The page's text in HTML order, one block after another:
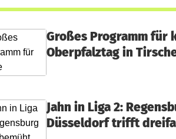
Großes Programm für
Oberpfalztag in
Jahn in Liga 2:
Düsseldorf trifft